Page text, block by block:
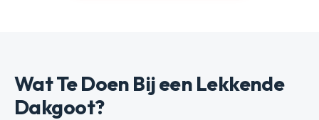
Wat Te Doen Bij een Lekkende
Dakgoot?